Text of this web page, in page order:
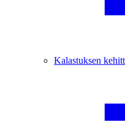
Kalastuksen